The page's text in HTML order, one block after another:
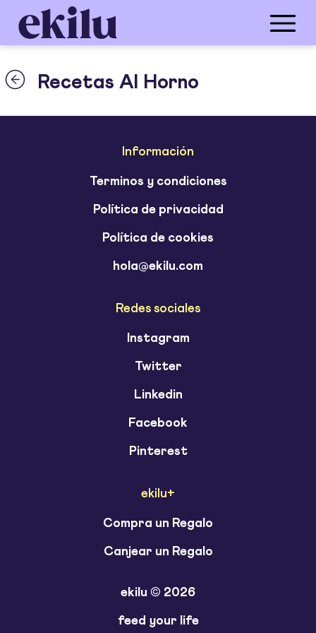
Recetas Al Horno
Información
Terminos y condiciones
Política de privacidad
Política de cookies
hola@ekilu.com
Redes sociales
Instagram
Twitter
Linkedin
Facebook
Pinterest
ekilu+
Compra un Regalo
Canjear un Regalo
ekilu © 2026
feed your life